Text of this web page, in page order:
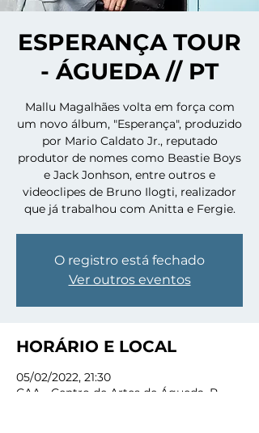
ESPERANÇA TOUR
- ÁGUEDA // PT
Mallu Magalhães volta em força com
um novo álbum, "Esperança", produzido
por Mario Caldato Jr., reputado
produtor de nomes como Beastie Boys
e Jack Jonhson, entre outros e
videoclipes de Bruno Ilogti, realizador
que já trabalhou com Anitta e Fergie.
O registro está fechado
Ver outros eventos
HORÁRIO E LOCAL
05/02/2022, 21:30
CAA - Centro de Artes de Águeda, R.